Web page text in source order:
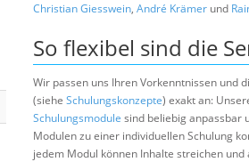
Christian Giesswein, André Krämer und
So flexibel sind die
Wir passen uns Ihren Vorkenntnissen und
(siehe Schulungskonzepte) exakt an:
Schulungsmodule sind beliebig anpassbar
Modulen zu einer individuellen Schulung
jedem Modul können Inhalte streichen und